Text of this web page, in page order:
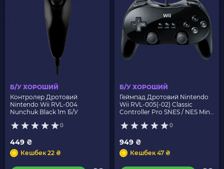
Б/У ХОРОШИЙ
Контролер Дротовий
Nintendo Wii RVL-004
Nunchuk Black 1m Б/У
0
449 ₴
Кешбек 22 ₴
Б/У ХОРОШИЙ
Геймпад Дротовий Nintendo
Wii RVL-005(-02) Classic
Controller Pro SNES / NES Mini
0
949 ₴
Кешбек 47 ₴